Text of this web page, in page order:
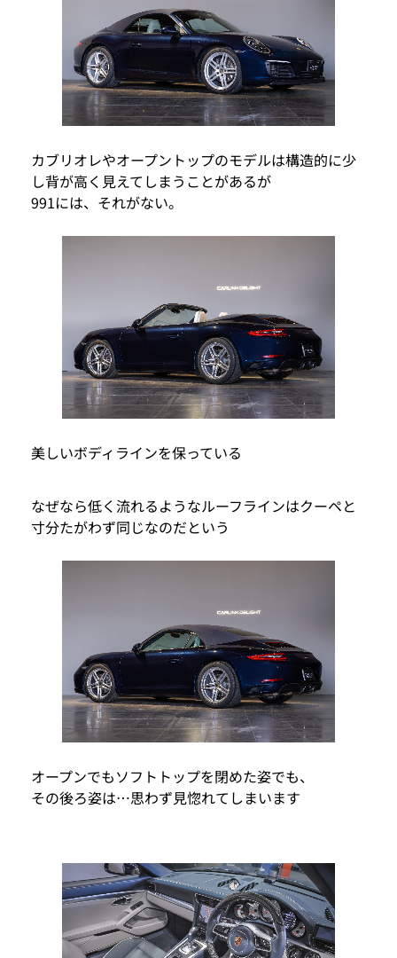
カブリオレやオープントップのモデルは構造的に少
し背が高く見えてしまうことがあるが
991には、それがない。
美しいボディラインを保っている
なぜなら低く流れるようなルーフラインはクーペと
寸分たがわず同じなのだという
オープンでもソフトトップを閉めた姿でも、
その後ろ姿は…思わず見惚れてしまいます